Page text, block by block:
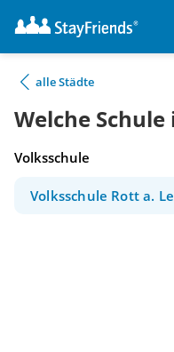
alle Städte
Welche
Volksschule
Volksschule Rott a.